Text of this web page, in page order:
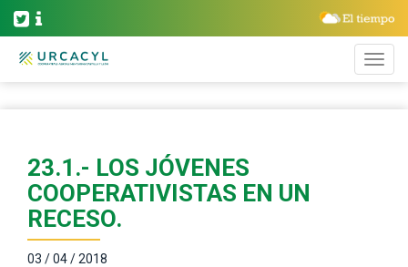
23.1.- LOS JÓVENES
COOPERATIVISTAS EN UN
RECESO.
03 / 04 / 2018